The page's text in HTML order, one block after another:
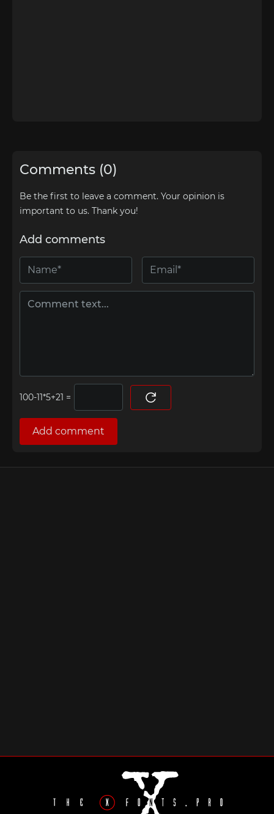
Comments (0)
Be the first to leave a comment. Your opinion is
important to us. Thank you!
Add comments
=
Add comment